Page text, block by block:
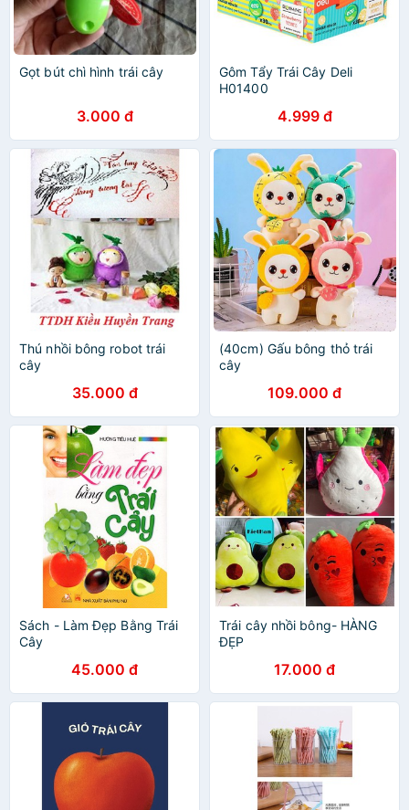
Gọt bút chì hình trái cây
3.000 đ
Gôm Tẩy Trái Cây Deli
H01400
4.999 đ
Thú nhồi bông robot trái
cây
35.000 đ
(40cm) Gấu bông thỏ trái
cây
109.000 đ
Sách - Làm Đẹp Bằng Trái
Cây
45.000 đ
Trái cây nhồi bông- HÀNG
ĐẸP
17.000 đ